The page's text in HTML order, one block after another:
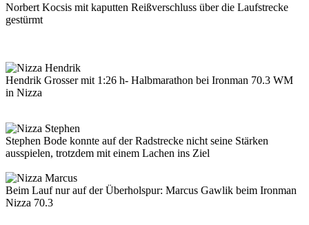
Norbert Kocsis mit kaputten Reißverschluss über die Laufstrecke
gestürmt
Hendrik Grosser mit 1:26 h- Halbmarathon bei Ironman 70.3 WM
in Nizza
Stephen Bode konnte auf der Radstrecke nicht seine Stärken
ausspielen, trotzdem mit einem Lachen ins Ziel
Beim Lauf nur auf der Überholspur: Marcus Gawlik beim Ironman
Nizza 70.3